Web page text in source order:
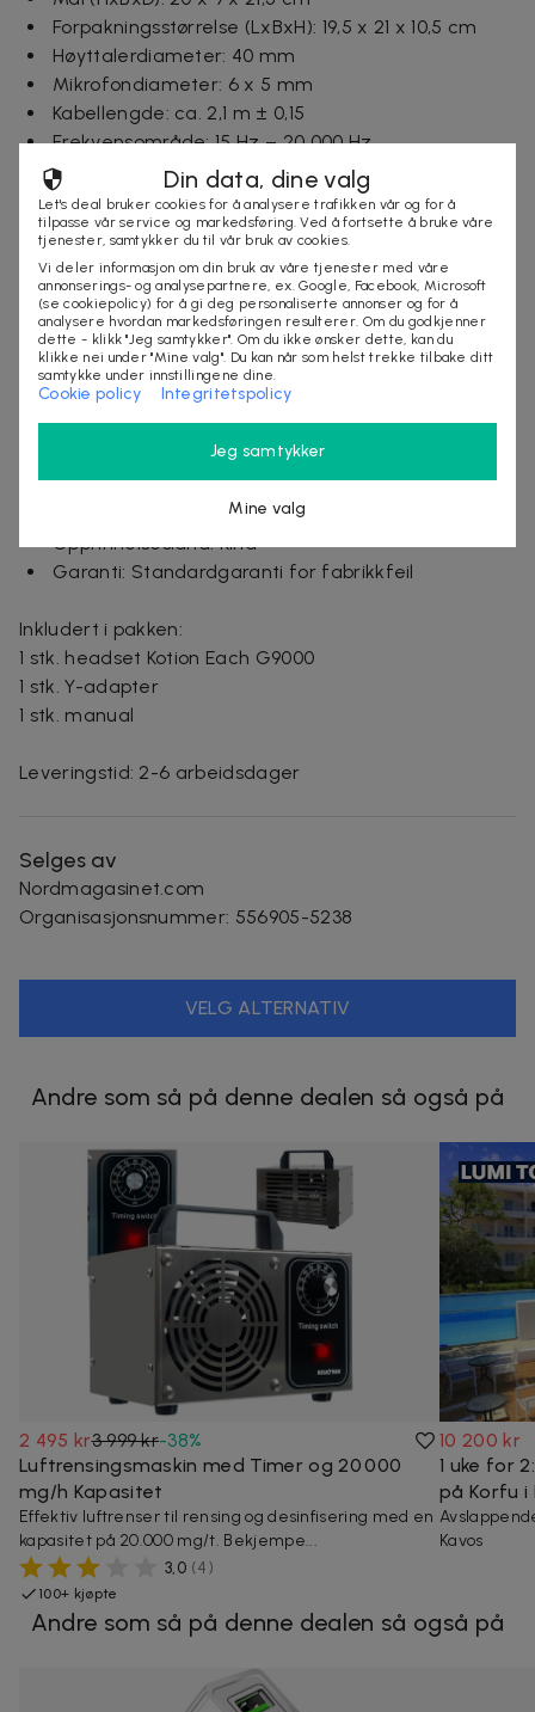
Forpakningsstørrelse (LxBxH): 19,5 x 21 x 10,5 cm
Høyttalerdiameter: 40 mm
Mikrofondiameter: 6 x 5 mm
Kabellengde: ca. 2,1 m ± 0,15
Frekvensområde: 15 Hz – 20 000 Hz
Følsomhet: 105 ± 3 dB
Impedans: 32Ω
Mikrofonfølsomhet: -38 ± 3 dB
Retning mikrofon: Rundstrålende
Tilkoblinger: 3,5 mm 4-polet (lyd + mikrofon), USB
(for LED-belysning)
LED-driftsspenning: ≤100 mA
Kompatibilitet: PC, PS4, Xbox One (med adapter),
Nintendo Switch, laptop, mobil
Vekt med emballasje: 0,5 kg
Bruk: Gamingheadset med mikrofon og LED-
belysning
Opprinnelsesland: Kina
Garanti: Standardgaranti for fabrikkfeil
Inkludert i pakken:
1 stk. headset Kotion Each G9000
1 stk. Y-adapter
1 stk. manual
Leveringstid: 2-6 arbeidsdager
Selges av
Nordmagasinet.com
Organisasjonsnummer: 556905-5238
VELG ALTERNATIV
Andre som så på denne dealen så også på
2 495 kr3 999 kr-38%
Luftrensingsmaskin med Timer og 20 000
mg/h Kapasitet
Effektiv luftrenser til rensing og desinfisering med en
kapasitet på 20.000 mg/t. Bekjempe...
3,0 (4)
100+ kjøpte
10 200 kr
1 uke for
på Korfu i
Kavos
Andre som så på denne dealen så også på
Din data, dine valg
Let's deal bruker cookies for å analysere trafikken vår og for å
tilpasse vår service og markedsføring. Ved å fortsette å bruke våre
tjenester, samtykker du til vår bruk av cookies.
Vi deler informasjon om din bruk av våre tjenester med våre
annonserings- og analysepartnere, ex. Google, Facebook, Microsoft
(se cookiepolicy) for å gi deg personaliserte annonser og for å
analysere hvordan markedsføringen resulterer. Om du godkjenner
dette - klikk "Jeg samtykker". Om du ikke ønsker dette, kan du
klikke nei under "Mine valg". Du kan når som helst trekke tilbake ditt
samtykke under innstillingene dine.
Cookie policy Integritetspolicy
Jeg samtykker
Mine valg